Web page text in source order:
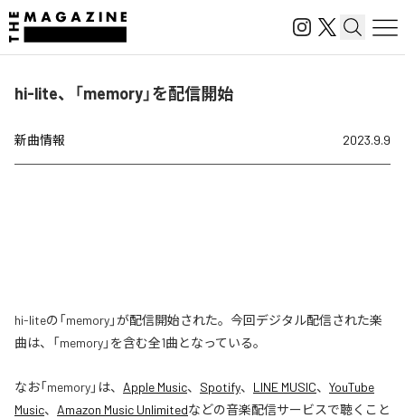
hi-lite、「memory」を配信開始
新曲情報 2023.9.9
hi-liteの「memory」が配信開始された。今回デジタル配信された楽
曲は、「memory」を含む全1曲となっている。
なお「memory」は、 Apple Music、 Spotify、 LINE MUSIC、 YouTube
Music、 Amazon Music Unlimitedなどの音楽配信サービスで聴くこと